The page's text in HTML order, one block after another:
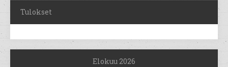
Tulokset
Elokuu 2026